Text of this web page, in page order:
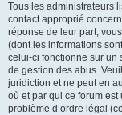
Tous les administrateurs
contact approprié
réponse de leur part,
(dont les informations
celui-ci fonctionne sur un
de gestion des abus.
juridiction et ne peut en
où et par qui ce forum
problème d’ordre légal